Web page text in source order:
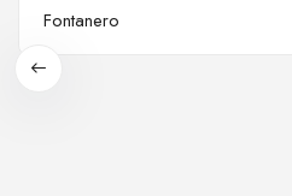
Fontanero